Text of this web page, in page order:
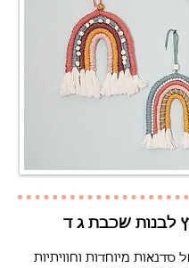
לבנות שכבת ג ד
מיוחדות וחוויתיות